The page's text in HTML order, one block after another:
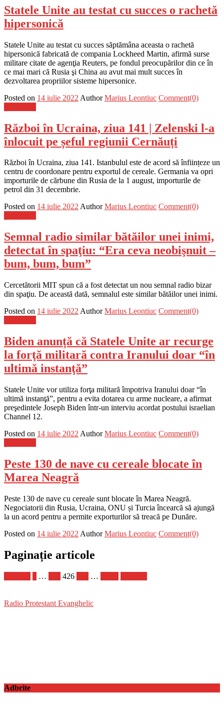
Statele Unite au testat cu succes o rachetă
hipersonică
Statele Unite au testat cu succes săptămâna aceasta o rachetă
hipersonică fabricată de compania Lockheed Martin, afirmă surse
militare citate de agenţia Reuters, pe fondul preocupărilor din ce în
ce mai mari că Rusia şi China au avut mai mult succes în
dezvoltarea propriilor sisteme hipersonice.
Posted on 14 iulie 2022 Author Marius Leontiuc Comment(0)
Război în Ucraina, ziua 141 | Zelenski l-a
înlocuit pe șeful regiunii Cernăuți
Război în Ucraina, ziua 141. Istanbulul este de acord să înființeze un
centru de coordonare pentru exportul de cereale. Germania va opri
importurile de cărbune din Rusia de la 1 august, importurile de
petrol din 31 decembrie.
Posted on 14 iulie 2022Author Marius Leontiuc Comment(0)
Semnal radio similar bătăilor unei inimi,
detectat în spaţiu: “Era ceva neobişnuit –
bum, bum, bum”
Cercetătorii MIT spun că a fost detectat un nou semnal radio bizar
din spaţiu. De această dată, semnalul este similar bătăilor unei inimi.
Posted on 14 iulie 2022 Author Marius Leontiuc Comment(0)
Biden anunță că Statele Unite ar recurge
la forţă militară contra Iranului doar “în
ultimă instanţă”
Statele Unite vor utiliza forţa militară împotriva Iranului doar “în
ultimă instanţă”, pentru a evita dotarea cu arme nucleare, a afirmat
preşedintele Joseph Biden într-un interviu acordat postului israelian
Channel 12.
Posted on 14 iulie 2022 Author Marius Leontiuc Comment(0)
Peste 130 de nave cu cereale blocate în
Marea Neagră
Peste 130 de nave cu cereale sunt blocate în Marea Neagră.
Negociatorii din Rusia, Ucraina, ONU și Turcia încearcă să ajungă
la un acord pentru a permite exporturilor să treacă pe Dunăre.
Posted on 14 iulie 2022 Author Marius Leontiuc Comment(0)
Paginație articole
… 426 …
Radio Protestant Evanghelic
Adbrite